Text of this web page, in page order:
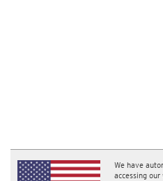
We have
accessing